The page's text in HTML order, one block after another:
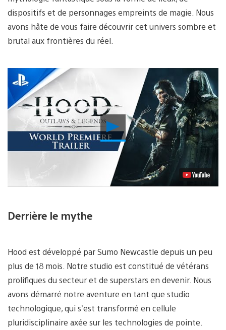
dispositifs et de personnages empreints de magie. Nous
avons hâte de vous faire découvrir cet univers sombre et
brutal aux frontières du réel.
Lancer
la
vidéo
Derrière le mythe
Hood est développé par Sumo Newcastle depuis un peu
plus de 18 mois. Notre studio est constitué de vétérans
prolifiques du secteur et de superstars en devenir. Nous
avons démarré notre aventure en tant que studio
technologique, qui s’est transformé en cellule
pluridisciplinaire axée sur les technologies de pointe.